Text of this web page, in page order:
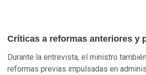
Críticas a reformas anteriores y
Durante la entrevista, el ministro
reformas previas impulsadas en